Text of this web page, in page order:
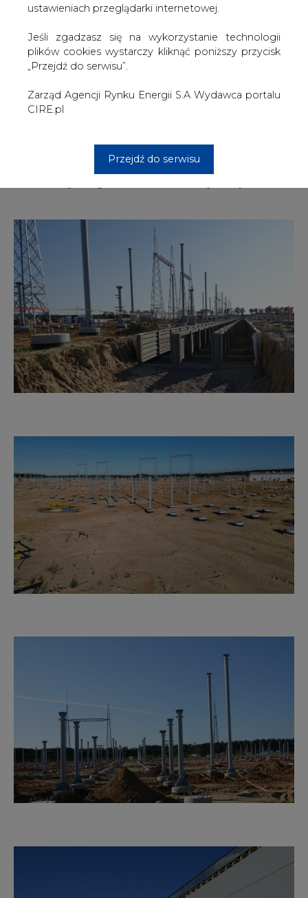
ustawieniach przeglądarki internetowej.
Jeśli zgadzasz się na wykorzystanie technologii
plików cookies wystarczy kliknąć poniższy przycisk
„Przejdź do serwisu”.
Zarząd Agencji Rynku Energii S.A Wydawca portalu
CIRE.pl
Przejdź do serwisu
Równolegle, trwają prace nad zbrojeniem i wylewaniem
krata uziemiająca oraz kanały kablowe wraz z systemem
odwadniającym. Kolejnym etapem prac będzie
wyłożenie zbiornika retencyjnego płytami ażurowymi
na koniec sierpnia planowana jest dostawa izolatorów.
na Bałtyku do Krajowego Systemu
Elektroenergetycznego. Umożliwi to dostarczenie